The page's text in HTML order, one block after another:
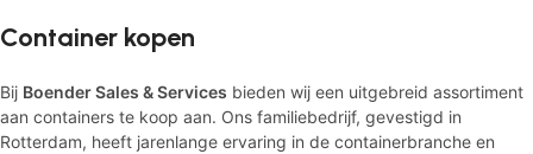
Container kopen
Bij Boender Sales & Services bieden wij een uitgebreid assortiment
aan containers te koop aan. Ons familiebedrijf, gevestigd in
Rotterdam, heeft jarenlange ervaring in de containerbranche en